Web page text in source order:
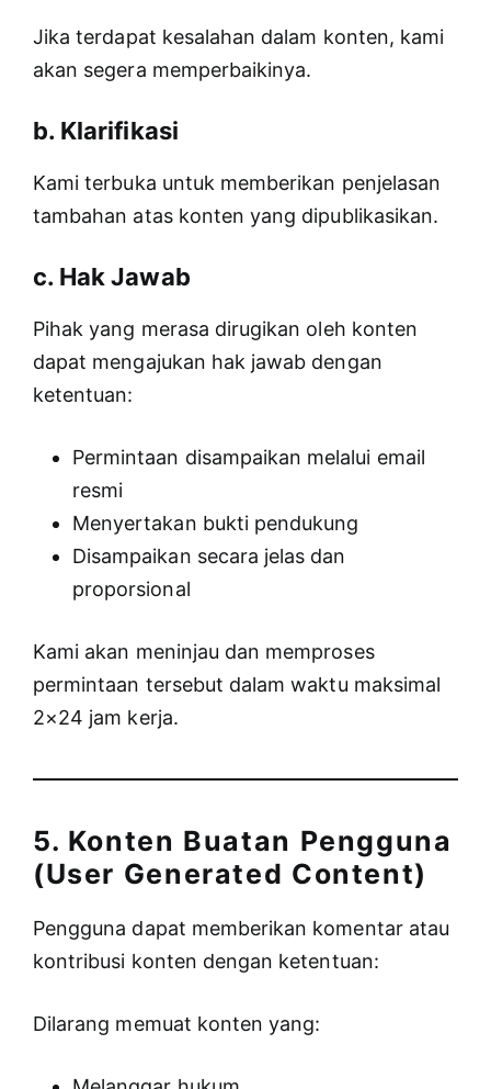
Jika terdapat kesalahan dalam konten, kami
akan segera memperbaikinya.
b. Klarifikasi
Kami terbuka untuk memberikan penjelasan
tambahan atas konten yang dipublikasikan.
c. Hak Jawab
Pihak yang merasa dirugikan oleh konten
dapat mengajukan hak jawab dengan
ketentuan:
Permintaan disampaikan melalui email
resmi
Menyertakan bukti pendukung
Disampaikan secara jelas dan
proporsional
Kami akan meninjau dan memproses
permintaan tersebut dalam waktu maksimal
2×24 jam kerja.
5. Konten Buatan Pengguna
(User Generated Content)
Pengguna dapat memberikan komentar atau
kontribusi konten dengan ketentuan:
Dilarang memuat konten yang: